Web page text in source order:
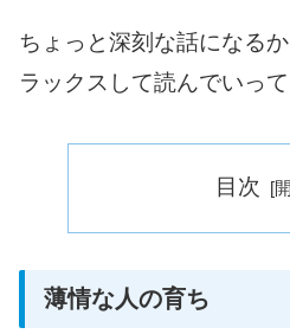
ちょっと深刻な話になる
ラックスして読んでいって
目次
薄情な人の育ち